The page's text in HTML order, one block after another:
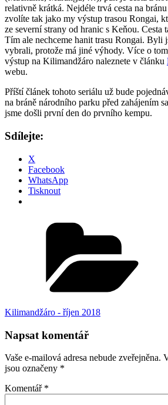
relativně krátká. Nejdéle trvá cesta na
zvolíte tak jako my výstup trasou Rongai,
ze severní strany od hranic s Keňou. Cesta
Tím ale nechceme hanit trasu Rongai. Byli
vybrali, protože má jiné výhody. Více o
výstup na Kilimandžáro naleznete v článku
webu.
Příští článek tohoto seriálu už bude
na bráně národního parku před zahájením
jsme došli první den do prvního kempu.
Sdílejte:
X
Facebook
WhatsApp
Tisknout
Kilimandžáro - říjen 2018
Napsat komentář
Vaše e-mailová adresa nebude zveřejněna.
jsou označeny *
Komentář *